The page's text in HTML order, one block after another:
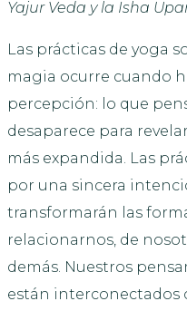
Yajur Veda y la Isha
Las prácticas de yoga
magia ocurre cuando
percepción: lo que
desaparece para
más expandida. Las
por una sincera
transformarán las
relacionarnos, de
demás. Nuestros
están interconectados